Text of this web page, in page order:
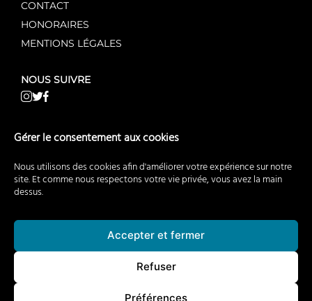
Gérer le consentement aux cookies
Nous utilisons des cookies afin d'améliorer votre expérience sur notre
site. Et comme nous respectons votre vie privée, vous avez la main
dessus.
Accepter et fermer
Refuser
Préférences
CONTACT
HONORAIRES
MENTIONS LÉGALES
NOUS SUIVRE
NOS AUTRES SITES WEB
AgentMandataireNeuf.fr
AgentMandataireCommerce.fr
EstimationImmobiliere.fr
RecrutementImmobilier.fr